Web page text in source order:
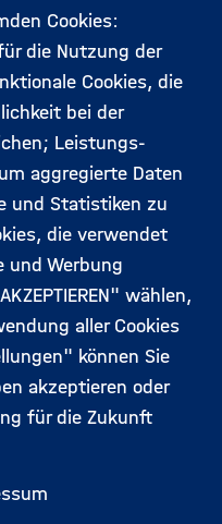
Cookies:
die Nutzung der
Cookies, die
bei der
Leistungs-
aggregierte Daten
und Statistiken zu
die verwendet
und Werbung
wählen,
aller Cookies
können Sie
akzeptieren oder
für die Zukunft